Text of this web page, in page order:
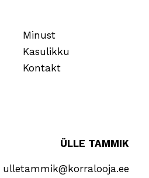
Minust
Kasulikku
Kontakt
ÜLLE TAMMIK
ulletammik@korralooja.ee